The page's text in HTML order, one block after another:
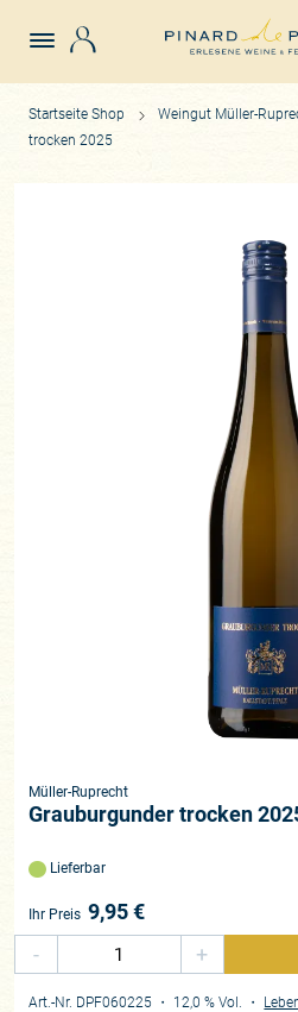
Startseite Shop Weingut Müller-
trocken 2025
Müller-Ruprecht
Grauburgunder trocken
Lieferbar
Ihr Preis 9,95€
-
+
Art.-Nr. DPF060225 ・ 12,0 % Vol. ・